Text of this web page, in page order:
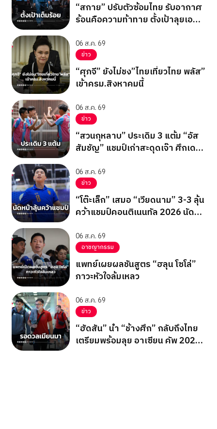
“สกาย” ปรับตัวซ้อมไทย รับอากาศ
ร้อนคือความท้าทาย ตั้งเป้าลุยเอ
06 ส.ค. 69
ข่าว
“ศุภจี” ยังไม่ชง”ไทยเที่ยวไทย พลัส”
เข้าครม.สิงหาคมนี้
06 ส.ค. 69
ข่าว
“สวนกุหลาบ” ประเดิม 3 แต้ม “อัส
สัมชัญ” แชมป์เก่าสะดุดเจ๊า ศึกเดลิ
06 ส.ค. 69
ข่าว
“โต๊ะเล็ก” เสมอ “เวียดนาม” 3-3 ลุ้น
คว้าแชมป์คอนติเนนทัล 2026 นัด
06 ส.ค. 69
อาชญากรรม
แพทย์เผยผลชันสูตร “ฮลุน โซโล่”
ภาวะหัวใจล้มเหลว
06 ส.ค. 69
ข่าว
“ฮัดสัน” นำ “ช้างศึก” กลับถึงไทย
เตรียมพร้อมลุย อาเซียน คัพ 2026